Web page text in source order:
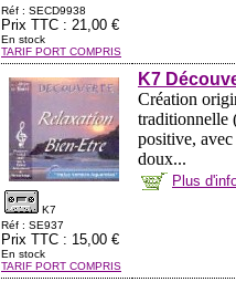
Réf : SECD9938
Prix TTC : 21,00 €
En stock
TARIF PORT COMPRIS
K7
Réf : SE937
Prix TTC : 15,00 €
En stock
TARIF PORT COMPRIS
K7
Création
traditionnelle
positive,
doux...
Plus